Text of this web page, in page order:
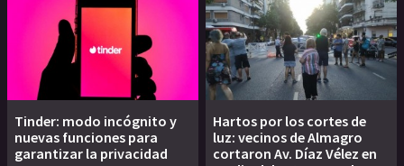
Tinder: modo incógnito y
nuevas funciones para
garantizar la privacidad
Hartos por los cortes de
luz: vecinos de Almagro
cortaron Av. Díaz Vélez en